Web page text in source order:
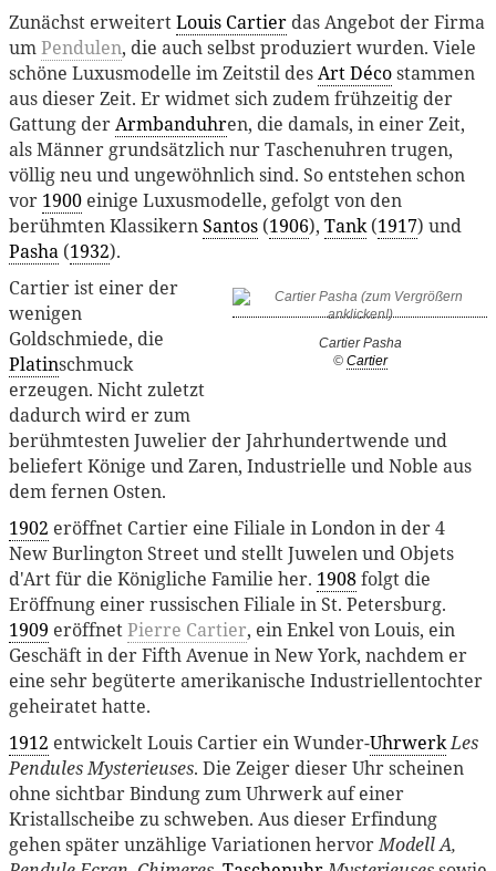
Zunächst erweitertLouis Cartier das Angebot der Firma
umPendulen, die auch selbst produziert wurden. Viele
schöne Luxusmodelle im Zeitstil desArt Décostammen
aus dieser Zeit. Er widmet sich zudem frühzeitig der
Gattung derArmbanduhren, die damals, in einer Zeit,
als Männer grundsätzlich nur Taschenuhren trugen,
völlig neu und ungewöhnlich sind. So entstehen schon
vor 1900 einige Luxusmodelle, gefolgt von den
berühmten KlassikernSantos (1906), Tank(1917) und
Pasha (1932).
Cartier Pasha
© Cartier
Cartier ist einer der
wenigen
Goldschmiede, die
Platinschmuck
erzeugen. Nicht zuletzt
dadurch wird er zum
berühmtesten Juwelier der Jahrhundertwende und
beliefert Könige und Zaren, Industrielle und Noble aus
dem fernen Osten.
1902 eröffnet Cartier eine Filiale in London in der 4
New Burlington Street und stellt Juwelen und Objets
d'Art für die Königliche Familie her. 1908folgt die
Eröffnung einer russischen Filiale in St. Petersburg.
1909 eröffnetPierre Cartier, ein Enkel von Louis, ein
Geschäft in der Fifth Avenue in New York, nachdem er
eine sehr begüterte amerikanische Industriellentochter
geheiratet hatte.
1912 entwickelt Louis Cartier ein Wunder-UhrwerkLes
Pendules Mysterieuses. Die Zeiger dieser Uhr scheinen
ohne sichtbar Bindung zum Uhrwerk auf einer
Kristallscheibe zu schweben. Aus dieser Erfindung
gehen später unzählige Variationen hervorModell A,